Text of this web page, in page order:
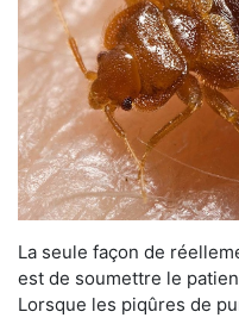
La seule façon de
est de soumettre le
Lorsque les piqûres de